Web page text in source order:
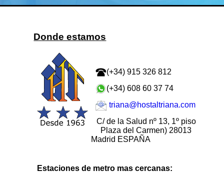
Detalles de la zona donde
Imágenes por M Laya
Donde estamos
(+34) 915 326 812
(+34) 608 60 37 74
triana@hostaltriana.com
C/ de la Salud nº 13, 1º piso
Plaza del Carmen) 28013
Madrid ESPAÑA
Estaciones de metro mas cercanas: